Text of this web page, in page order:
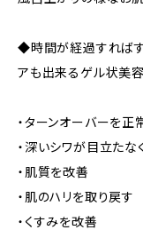
◆時間が経過すれば
アも出来るゲル状美
・ターンオーバーを正
・深いシワが目立たな
・肌質を改善
・肌のハリを取り戻す
・くすみを改善